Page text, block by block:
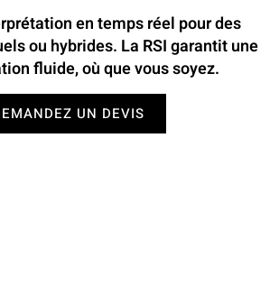
en temps réel pour des
ou hybrides. La RSI garantit une
fluide, où que vous soyez.
UN DEVIS